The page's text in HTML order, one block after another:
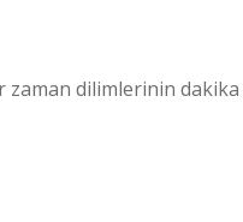
zaman dilimlerinin dakika